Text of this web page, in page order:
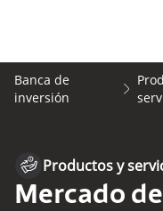
Banca de
inversión
arrow2-right
hand-investment Productos y
Mercado